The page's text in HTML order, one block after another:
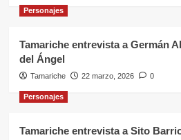
Personajes
Tamariche entrevista a Germán
del Ángel
Tamariche 22 marzo, 2026 0
Personajes
Tamariche entrevista a Sito